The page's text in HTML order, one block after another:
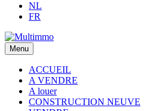
NL
FR
Menu
ACCUEIL
A VENDRE
A louer
CONSTRUCTION NEUVE